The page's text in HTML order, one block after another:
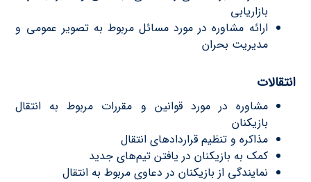
بازاریابی
ارائه مشاوره در مورد مسائل مربوط به تصویر عمومی و
مدیریت بحران
انتقالات
مشاوره در مورد قوانین و مقررات مربوط به انتقال
بازیکنان
مذاکره و تنظیم قراردادهای انتقال
کمک به بازیکنان در یافتن تیم‌های جدید
نمایندگی از بازیکنان در دعاوی مربوط به انتقال